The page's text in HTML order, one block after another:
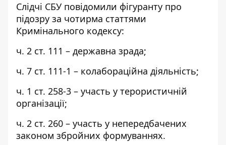
Слідчі СБУ повідомили фігуранту про
підозру за чотирма статтями
Кримінального кодексу:
ч. 2 ст. 111 – державна зрада;
ч. 7 ст. 111-1 – колабораційна діяльність;
ч. 1 ст. 258-3 – участь у терористичній
організації;
ч. 2 ст. 260 – участь у непередбачених
законом збройних формуваннях.